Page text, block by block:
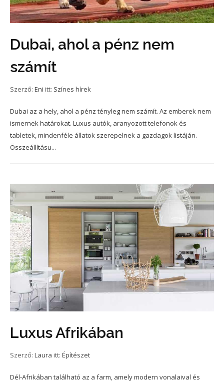
Dubai, ahol a pénz nem
számít
Szerző: Eni itt: Színes hírek
Dubai az a hely, ahol a pénz tényleg nem számít. Az emberek nem
ismernek határokat. Luxus autók, aranyozott telefonok és
tabletek, mindenféle állatok szerepelnek a gazdagok listáján.
Összeállításu...
Luxus Afrikában
Szerző: Laura itt: Építészet
Dél-Afrikában található az a farm, amely modern vonalaival és